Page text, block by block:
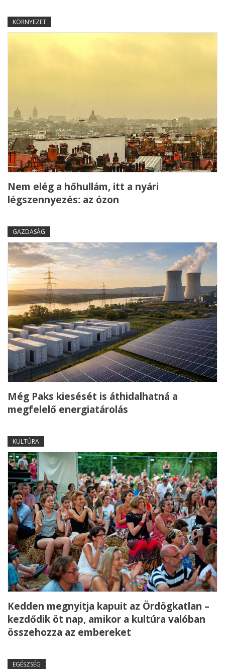
KÖRNYEZET
Nem elég a hőhullám, itt a nyári
légszennyezés: az ózon
GAZDASÁG
Még Paks kiesését is áthidalhatná a
megfelelő energiatárolás
KULTÚRA
Kedden megnyitja kapuit az Ördögkatlan –
kezdődik öt nap, amikor a kultúra valóban
összehozza az embereket
EGÉSZSÉG